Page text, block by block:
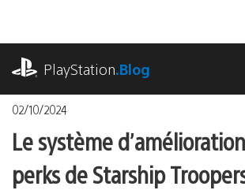
contenu
PlayStation.Blog
02/10/2024
Le système
perks de Starship